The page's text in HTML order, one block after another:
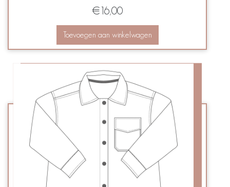
€16,00
Toevoegen aan winkelwagen